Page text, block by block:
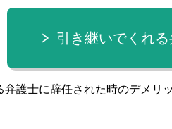
引き継いでくれ
弁護士に辞任された時のデメリ